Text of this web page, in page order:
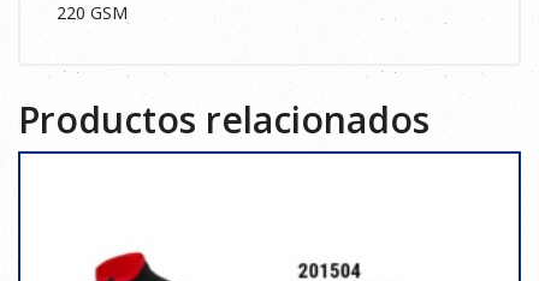
220 GSM
Productos relacionados